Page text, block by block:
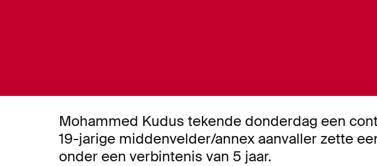
Mohammed Kudus tekende donderdag een
19-jarige middenvelder/annex aanvaller zette
onder een verbintenis van 5 jaar.